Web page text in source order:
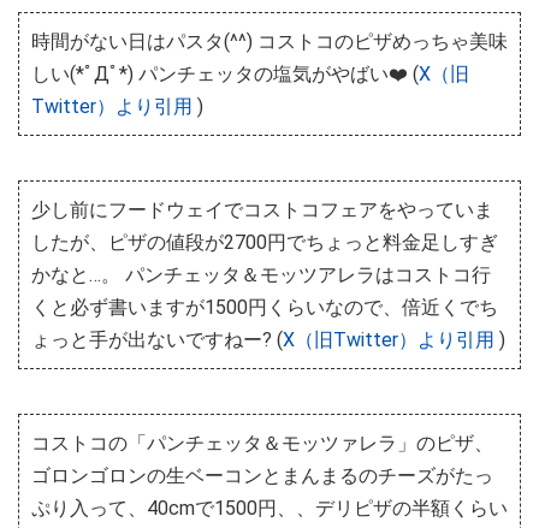
時間がない日はパスタ(^^) コストコのピザめっちゃ美味
しい(*ﾟДﾟ*) パンチェッタの塩気がやばい❤️ (X（旧
Twitter）より引用 )
少し前にフードウェイでコストコフェアをやっていま
したが、ピザの値段が2700円でちょっと料金足しすぎ
かなと…。 パンチェッタ＆モッツアレラはコストコ行
くと必ず書いますが1500円くらいなので、倍近くでち
ょっと手が出ないですねー? (X（旧Twitter）より引用 )
コストコの「パンチェッタ＆モッツァレラ」のピザ、
ゴロンゴロンの生ベーコンとまんまるのチーズがたっ
ぷり入って、40cmで1500円、、デリピザの半額くらい